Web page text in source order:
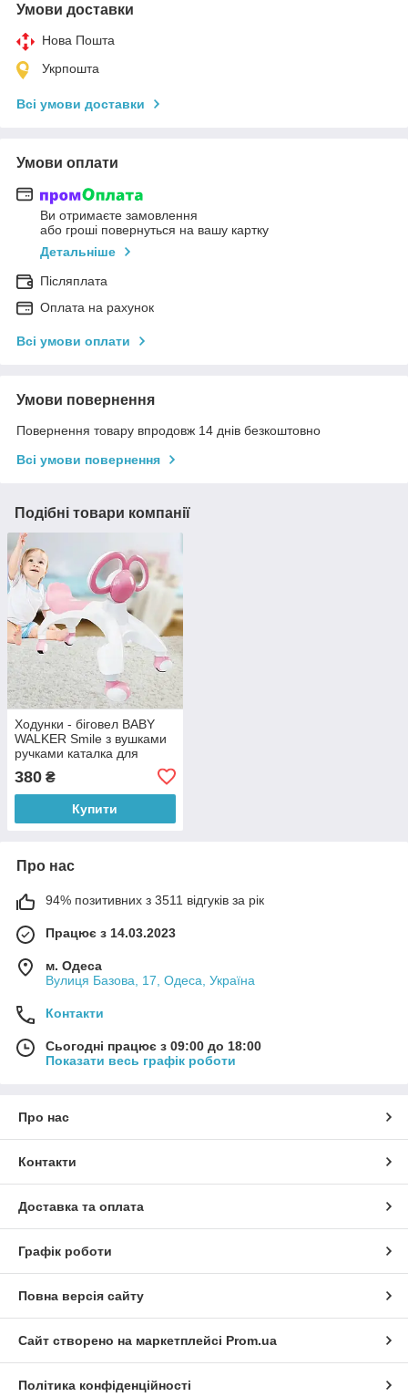
Умови доставки
Нова Пошта
Укрпошта
Всі умови доставки
Умови оплати
Ви отримаєте замовлення
або гроші повернуться на вашу картку
Детальніше
Післяплата
Оплата на рахунок
Всі умови оплати
Умови повернення
Повернення товару впродовж 14 днів безкоштовно
Всі умови повернення
Подібні товари компанії
Ходунки - біговел BABY
WALKER Smile з вушками
ручками каталка для
380 ₴
Купити
Про нас
94% позитивних з 3511 відгуків за рік
Працює з 14.03.2023
м. Одеса
Вулиця Базова, 17, Одеса, Україна
Контакти
Сьогодні працює з 09:00 до 18:00
Показати весь графік роботи
Про нас
Контакти
Доставка та оплата
Графік роботи
Повна версія сайту
Сайт створено на маркетплейсі Prom.ua
Політика конфіденційності